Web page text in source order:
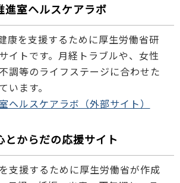
進室ヘルスケアラボ
康を支援するために厚生労働省研
イトです。月経トラブルや、女性
調等のライフステージに合わせた
います。
ヘルスケアラボ（外部サイト）
とからだの応援サイト
支援するために厚生労働省が作成